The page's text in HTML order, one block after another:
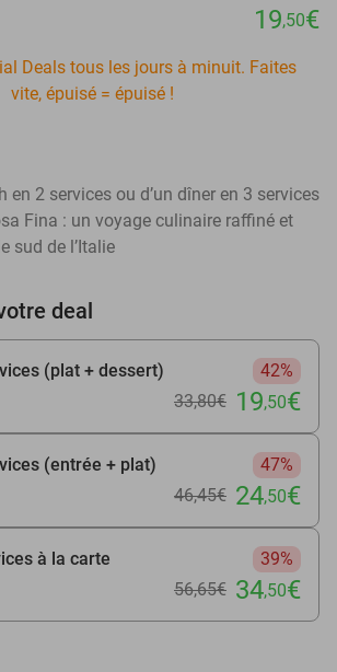
19,50€
Deals tous les jours à minuit. Faites
vite, épuisé = épuisé !
en 2 services ou d’un dîner en 3 services
Fina : un voyage culinaire raffiné et
sud de l’Italie
deal
(plat + dessert)
42%
33,80€ 19,50€
(entrée + plat)
47%
46,45€ 24,50€
à la carte
39%
56,65€ 34,50€